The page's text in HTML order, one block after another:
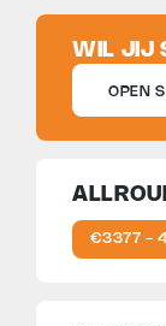
WIL JIJ
OPEN
€3377 -